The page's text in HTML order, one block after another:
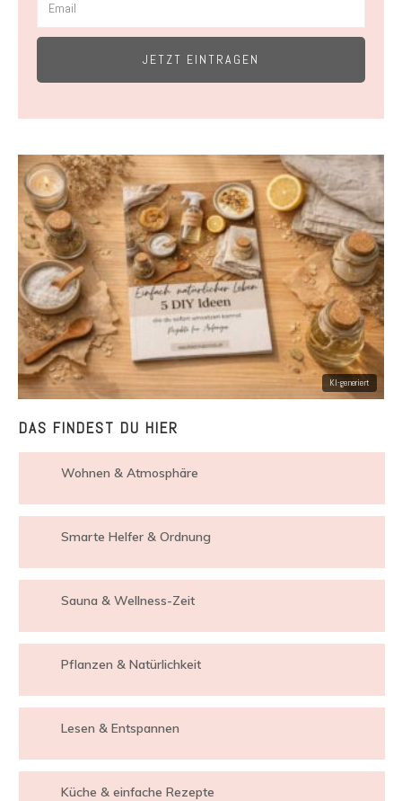
JETZT EINTRAGEN
DAS FINDEST DU HIER
Wohnen & Atmosphäre
Smarte Helfer & Ordnung
Sauna & Wellness-Zeit
Pflanzen & Natürlichkeit
Lesen & Entspannen
Küche & einfache Rezepte